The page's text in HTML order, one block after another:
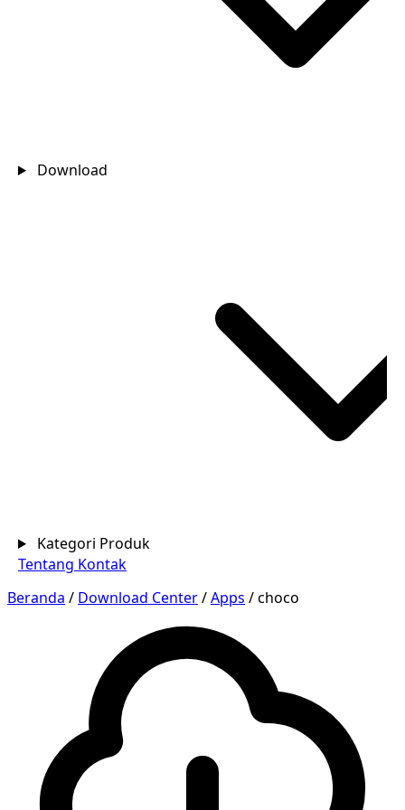
Download
Kategori Produk
Tentang Kontak
Beranda / Download Center/Apps /choco